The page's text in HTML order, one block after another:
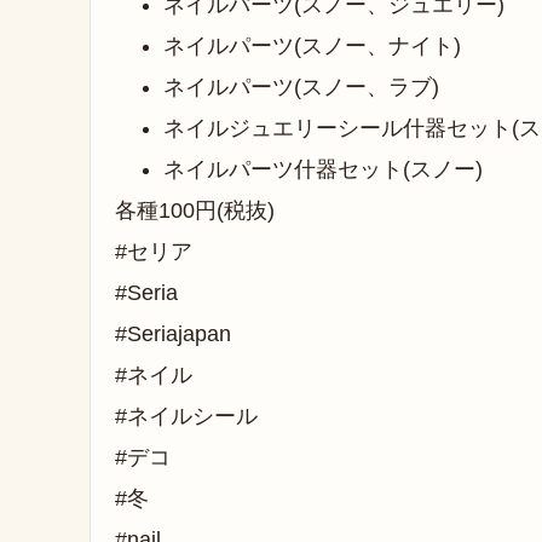
ネイルパーツ(スノー、ジュエリー)
ネイルパーツ(スノー、ナイト)
ネイルパーツ(スノー、ラブ)
ネイルジュエリーシール什器セット(
ネイルパーツ什器セット(スノー)
各種100円(税抜)
#セリア
#Seria
#Seriajapan
#ネイル
#ネイルシール
#デコ
#冬